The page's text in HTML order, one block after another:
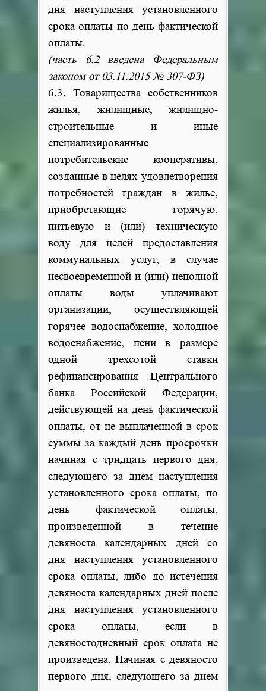
дня наступления установленного
срока оплаты по день фактической
оплаты.
(часть 6.2 введена Федеральным
законом от 03.11.2015 № 307-ФЗ)
6.3. Товарищества собственников
жилья, жилищные, жилищно-
строительные и иные
специализированные
потребительские кооперативы,
созданные в целях удовлетворения
потребностей граждан в жилье,
приобретающие горячую,
питьевую и (или) техническую
воду для целей предоставления
коммунальных услуг, в случае
несвоевременной и (или) неполной
оплаты воды уплачивают
организации, осуществляющей
горячее водоснабжение, холодное
водоснабжение, пени в размере
одной трехсотой ставки
рефинансирования Центрального
банка Российской Федерации,
действующей на день фактической
оплаты, от не выплаченной в срок
суммы за каждый день просрочки
начиная с тридцать первого дня,
следующего за днем наступления
установленного срока оплаты, по
день фактической оплаты,
произведенной в течение
девяноста календарных дней со
дня наступления установленного
срока оплаты, либо до истечения
девяноста календарных дней после
дня наступления установленного
срока оплаты, если в
девяностодневный срок оплата не
произведена. Начиная с девяносто
первого дня, следующего за днем